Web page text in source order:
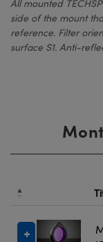
All mounted
side of the mount
reference. Filter
surface S1. Anti-